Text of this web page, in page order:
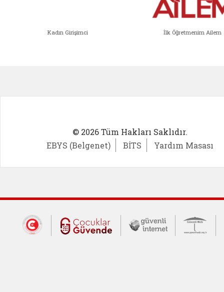
Kadın Girişimci İlk Öğretmenim Ailem
© 2026 Tüm Hakları Saklıdır.
EBYS (Belgenet)
BİTS Yardım Masası
Dış Bağlantılar
Cumhurbaşkanlığı İletişim Merkezi
Çocuklar Güvende (yeni
Güvenli